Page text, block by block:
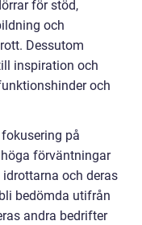
för stöd,
och
Dessutom
inspiration och
och
på
förväntningar
och deras
bedömda utifrån
andra bedrifter